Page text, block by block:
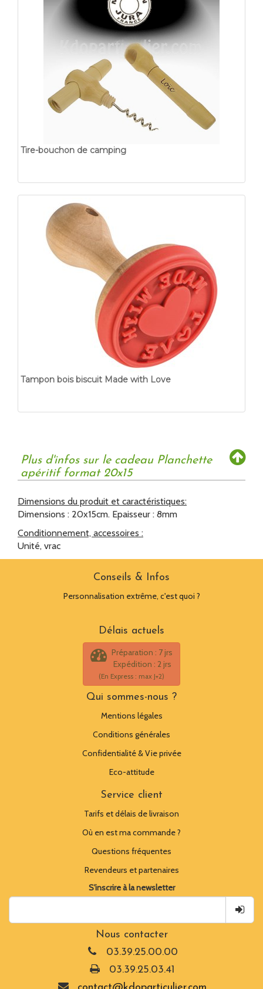
Tire-bouchon de camping
Tampon bois biscuit Made with Love
Plus d'infos sur le cadeau Planchette
apéritif format 20x15
Dimensions du produit et caractéristiques:
Dimensions : 20x15cm. Epaisseur : 8mm
Conditionnement, accessoires :
Unité, vrac
Conseils & Infos
Personnalisation extrême, c'est quoi ?
Délais actuels
Préparation : 7 jrs
Expédition : 2 jrs
(En Express : max J+2)
Qui sommes-nous ?
Mentions légales
Conditions générales
Confidentialité & Vie privée
Eco-attitude
Service client
Tarifs et délais de livraison
Où en est ma commande ?
Questions fréquentes
Revendeurs et partenaires
S'inscrire à la newsletter
Nous contacter
03.39.25.00.00
03.39.25.03.41